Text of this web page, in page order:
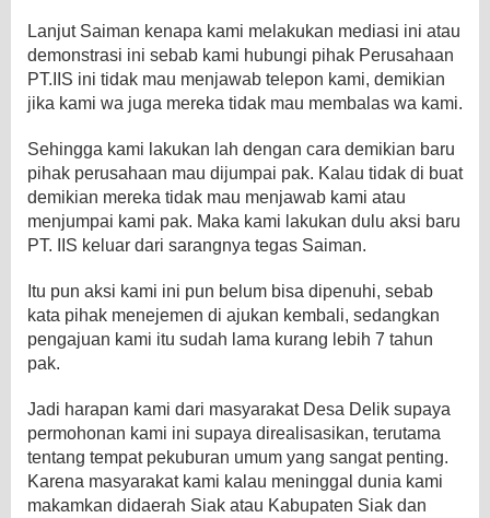
Lanjut Saiman kenapa kami melakukan mediasi ini atau
demonstrasi ini sebab kami hubungi pihak Perusahaan
PT.IIS ini tidak mau menjawab telepon kami, demikian
jika kami wa juga mereka tidak mau membalas wa kami.
Sehingga kami lakukan lah dengan cara demikian baru
pihak perusahaan mau dijumpai pak. Kalau tidak di buat
demikian mereka tidak mau menjawab kami atau
menjumpai kami pak. Maka kami lakukan dulu aksi baru
PT. IIS keluar dari sarangnya tegas Saiman.
Itu pun aksi kami ini pun belum bisa dipenuhi, sebab
kata pihak menejemen di ajukan kembali, sedangkan
pengajuan kami itu sudah lama kurang lebih 7 tahun
pak.
Jadi harapan kami dari masyarakat Desa Delik supaya
permohonan kami ini supaya direalisasikan, terutama
tentang tempat pekuburan umum yang sangat penting.
Karena masyarakat kami kalau meninggal dunia kami
makamkan didaerah Siak atau Kabupaten Siak dan